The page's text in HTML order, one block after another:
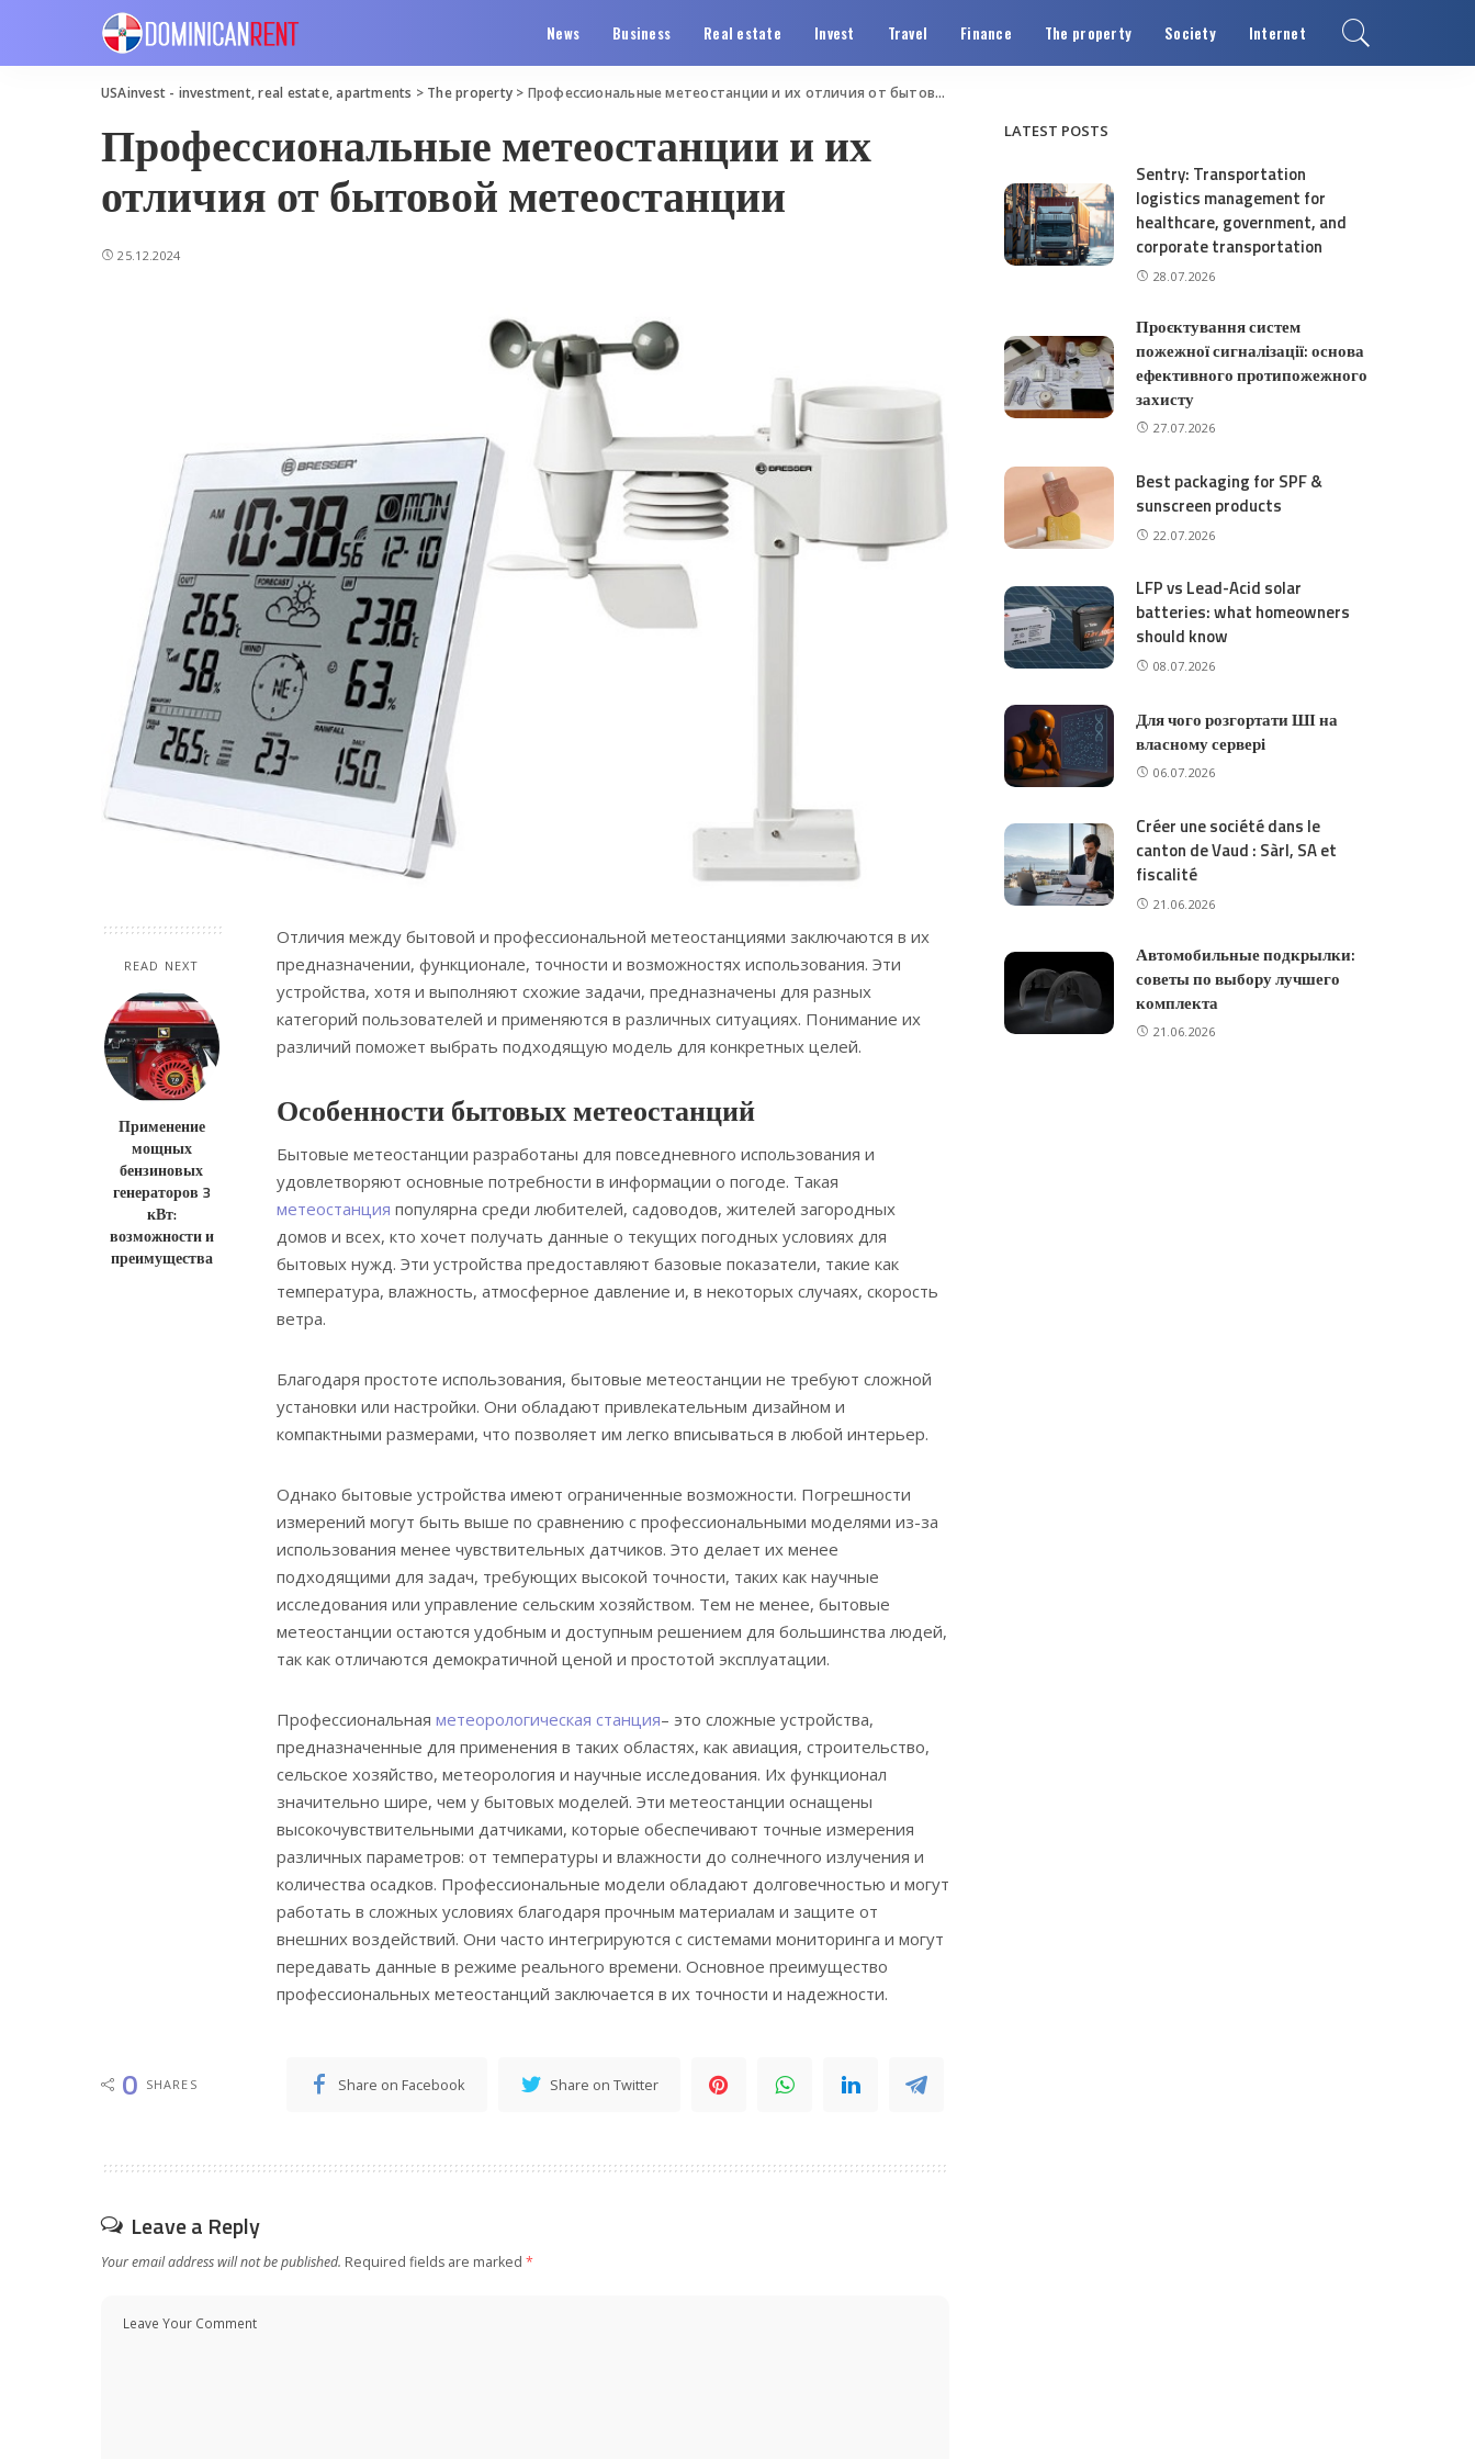
News Business Real estate Invest Travel Finance The property Society Internet
USAinvest - investment, real estate, apartments > The property> Профессиональные метеостанции и их отличия от бытовой метеостанции
Профессиональные метеостанции и их
отличия от бытовой метеостанции
25.12.2024
READ NEXT
Применение
мощных
бензиновых
генераторов 3
кВт:
возможности и
преимущества
Отличия между бытовой и профессиональной метеостанциями заключаются в их
предназначении, функционале, точности и возможностях использования. Эти
устройства, хотя и выполняют схожие задачи, предназначены для разных
категорий пользователей и применяются в различных ситуациях. Понимание их
различий поможет выбрать подходящую модель для конкретных целей.
Особенности бытовых метеостанций
Бытовые метеостанции разработаны для повседневного использования и
удовлетворяют основные потребности в информации о погоде. Такая
метеостанция популярна среди любителей, садоводов, жителей загородных
домов и всех, кто хочет получать данные о текущих погодных условиях для
бытовых нужд. Эти устройства предоставляют базовые показатели, такие как
температура, влажность, атмосферное давление и, в некоторых случаях, скорость
ветра.
Благодаря простоте использования, бытовые метеостанции не требуют сложной
установки или настройки. Они обладают привлекательным дизайном и
компактными размерами, что позволяет им легко вписываться в любой интерьер.
Однако бытовые устройства имеют ограниченные возможности. Погрешности
измерений могут быть выше по сравнению с профессиональными моделями из-за
использования менее чувствительных датчиков. Это делает их менее
подходящими для задач, требующих высокой точности, таких как научные
исследования или управление сельским хозяйством. Тем не менее, бытовые
метеостанции остаются удобным и доступным решением для большинства людей,
так как отличаются демократичной ценой и простотой эксплуатации.
Профессиональная метеорологическая станция– это сложные устройства,
предназначенные для применения в таких областях, как авиация, строительство,
сельское хозяйство, метеорология и научные исследования. Их функционал
значительно шире, чем у бытовых моделей. Эти метеостанции оснащены
высокочувствительными датчиками, которые обеспечивают точные измерения
различных параметров: от температуры и влажности до солнечного излучения и
количества осадков. Профессиональные модели обладают долговечностью и могут
работать в сложных условиях благодаря прочным материалам и защите от
внешних воздействий. Они часто интегрируются с системами мониторинга и могут
передавать данные в режиме реального времени. Основное преимущество
профессиональных метеостанций заключается в их точности и надежности.
0 SHARES Share on Facebook Share on Twitter
Leave a Reply
Your email address will not be published. Required fields are marked *
LATEST POSTS
Sentry: Transportation
logistics management for
healthcare, government, and
corporate transportation
28.07.2026
Проєктування систем
пожежної сигналізації: основа
ефективного протипожежного
захисту
27.07.2026
Best packaging for SPF &
sunscreen products
22.07.2026
LFP vs Lead-Acid solar
batteries: what homeowners
should know
08.07.2026
Для чого розгортати ШІ на
власному сервері
06.07.2026
Créer une société dans le
canton de Vaud : Sàrl, SA et
fiscalité
21.06.2026
Автомобильные подкрылки:
советы по выбору лучшего
комплекта
21.06.2026